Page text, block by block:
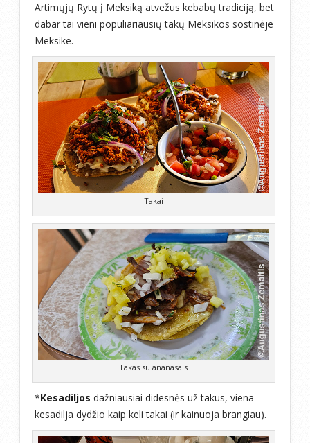
Artimųjų Rytų į Meksiką atvežus kebabų tradiciją, bet
dabar tai vieni populiariausių takų Meksikos sostinėje
Meksike.
Takai
Takas su ananasais
*Kesadiljos dažniausiai didesnės už takus, viena
kesadilja dydžio kaip keli takai (ir kainuoja brangiau).